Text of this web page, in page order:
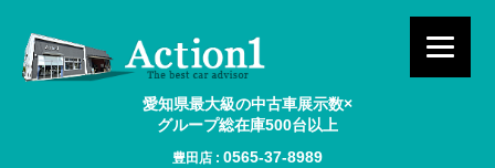
愛知県最大級の中古車展示数×
グループ総在庫500台以上
豊田店 : 0565-37-8989